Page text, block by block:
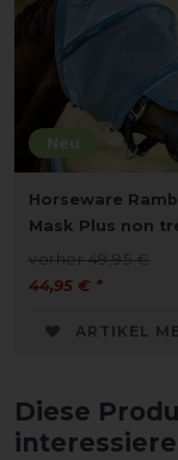
Neu
Horseware
Mask Plus non
vorher 49,95 €
44,95 € *
ARTIKEL
Diese